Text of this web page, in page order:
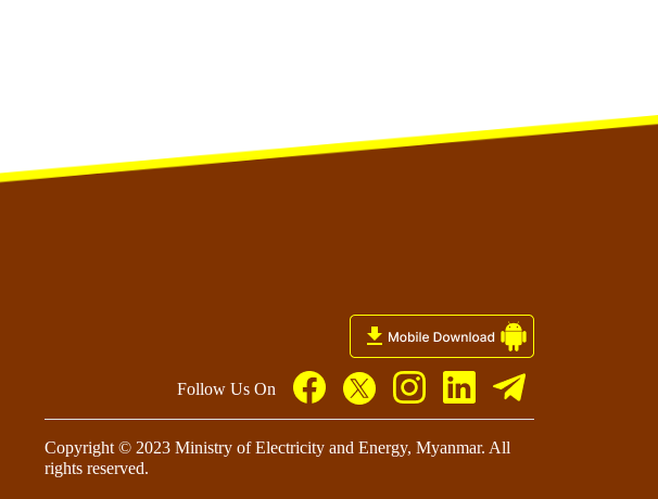
Follow Us On
Copyright © 2023 Ministry of Electricity and Energy, Myanmar. All
rights reserved.